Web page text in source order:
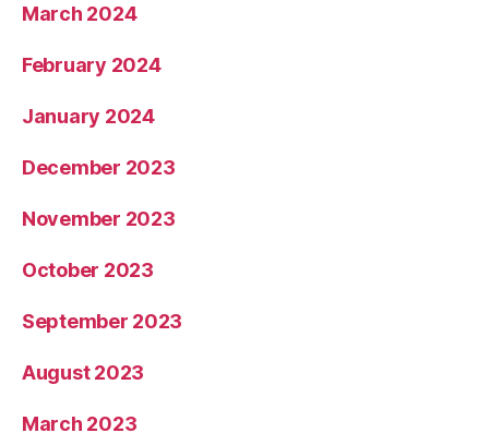
March 2024
February 2024
January 2024
December 2023
November 2023
October 2023
September 2023
August 2023
March 2023